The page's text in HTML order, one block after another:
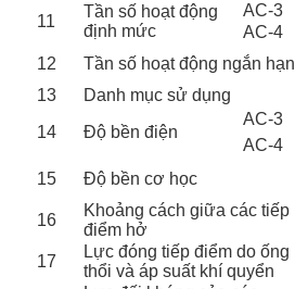
11
Tần số hoạt động
định mức
AC-3
AC-4
12
Tần số hoạt động ngắn hạn
13
Danh mục sử dụng
14
Độ bền điện
AC-3
AC-4
15 Độ bền cơ học
16
Khoảng cách giữa các tiếp
điểm hở
17
Lực đóng tiếp điểm do ống
thổi và áp suất khí quyển